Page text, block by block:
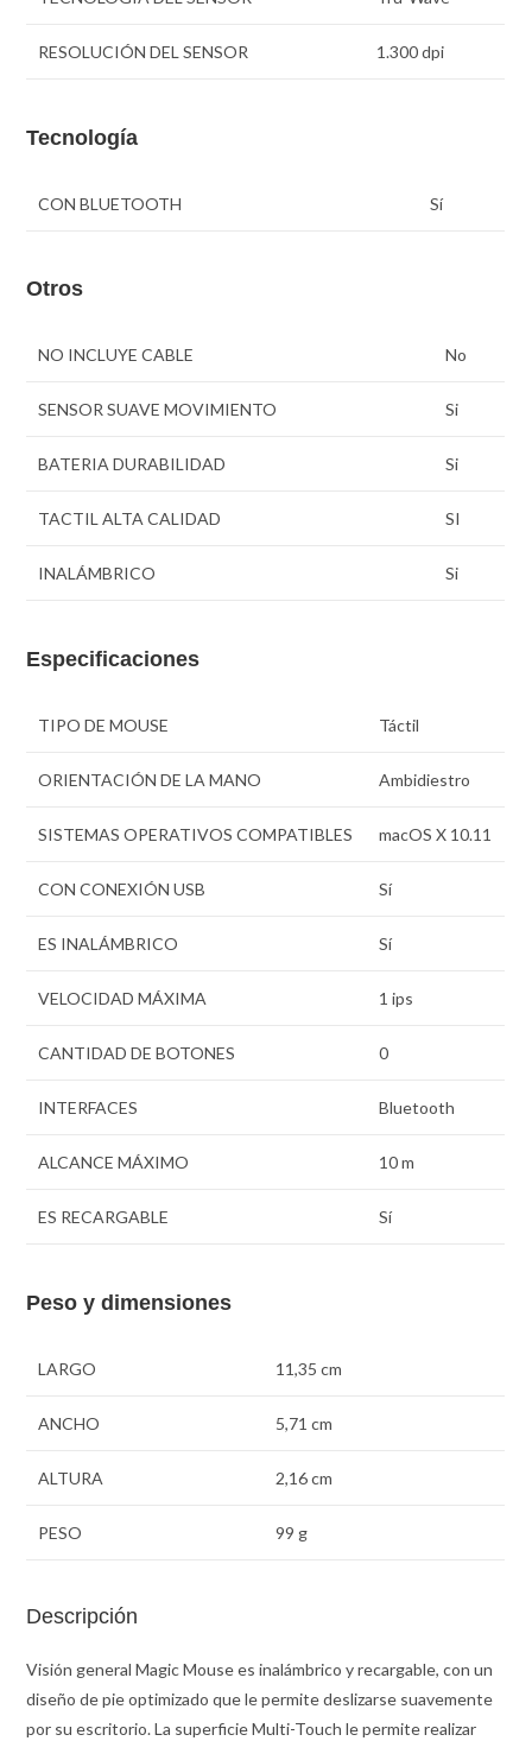
RESOLUCIÓN DEL SENSOR 1.300 dpi
Tecnología
CON BLUETOOTH Sí
Otros
NO INCLUYE CABLE No
SENSOR SUAVE MOVIMIENTO Si
BATERIA DURABILIDAD Si
TACTIL ALTA CALIDAD SI
INALÁMBRICO Si
Especificaciones
TIPO DE MOUSE Táctil
ORIENTACIÓN DE LA MANO Ambidiestro
SISTEMAS OPERATIVOS COMPATIBLES macOS X 10.11
CON CONEXIÓN USB Sí
ES INALÁMBRICO Sí
VELOCIDAD MÁXIMA 1 ips
CANTIDAD DE BOTONES 0
INTERFACES Bluetooth
ALCANCE MÁXIMO 10 m
ES RECARGABLE Sí
Peso y dimensiones
LARGO 11,35 cm
ANCHO 5,71 cm
ALTURA 2,16 cm
PESO 99 g
Descripción
Visión general Magic Mouse es inalámbrico y recargable, con un
diseño de pie optimizado que le permite deslizarse suavemente
por su escritorio. La superficie Multi-Touch le permite realizar